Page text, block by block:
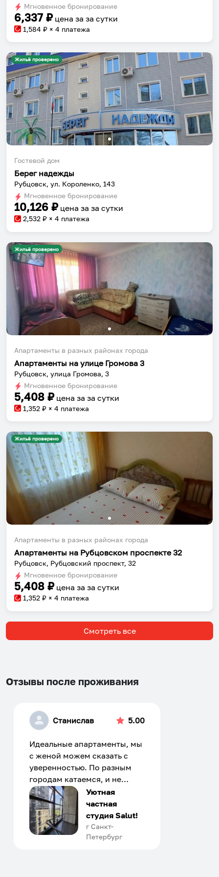
changing
dates.
changing
dates.
Мгновенное бронирование
6,337 ₽ цена за за сутки
1,584 ₽ × 4 платежа
Жильё проверено
Гостевой дом
Берег надежды
Рубцовск, ул. Короленко, 143
Мгновенное бронирование
10,126 ₽ цена за за сутки
2,532 ₽ × 4 платежа
Жильё проверено
Апартаменты в разных районах города
Апартаменты на улице Громова 3
Рубцовск, улица Громова, 3
Мгновенное бронирование
5,408 ₽ цена за за сутки
1,352 ₽ × 4 платежа
Жильё проверено
Апартаменты в разных районах города
Апартаменты на Рубцовском проспекте 32
Рубцовск, Рубцовский проспект, 32
Мгновенное бронирование
5,408 ₽ цена за за сутки
1,352 ₽ × 4 платежа
Смотреть все
Отзывы после проживания
Станислав 5.00
Идеальные апартаменты, мы
с женой можем сказать с
уверенностью. По разным
городам катаемся, и не
только в России. Сервис на
отличном уровне. Хозяин
апартаментов доброй души
человек, всегда можно
договориться, подскажет
Уютная
частная
студия Salut!
г Санкт-
Петербург
Собери путешествие без сложностей
Сохраняй места, повторяй маршруты, находи
компанию и бронируй жильё в одном
приложении.